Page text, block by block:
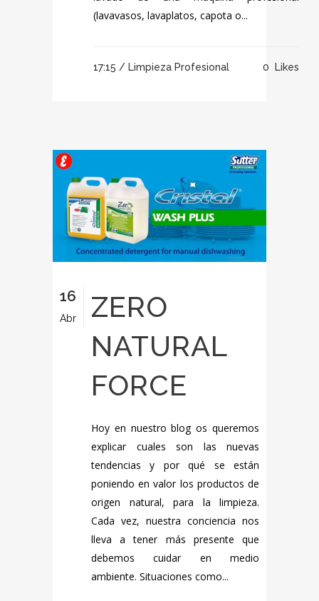
(lavavasos, lavaplatos, capota o...
17:15 / Limpieza Profesional 0 Likes
16
Abr
ZERO
NATURAL
FORCE
Hoy en nuestro blog os queremos
explicar cuales son las nuevas
tendencias y por qué se están
poniendo en valor los productos de
origen natural, para la limpieza.
Cada vez, nuestra conciencia nos
lleva a tener más presente que
debemos cuidar en medio
ambiente. Situaciones como...